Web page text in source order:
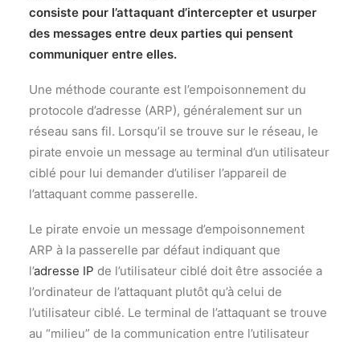
consiste pour l’attaquant d’intercepter et usurper
des messages entre deux parties qui pensent
communiquer entre elles.
Une méthode courante est l’empoisonnement du
protocole d’adresse (ARP), généralement sur un
réseau sans fil. Lorsqu’il se trouve sur le réseau, le
pirate envoie un message au terminal d’un utilisateur
ciblé pour lui demander d’utiliser l’appareil de
l’attaquant comme passerelle.
Le pirate envoie un message d’empoisonnement
ARP à la passerelle par défaut indiquant que
l’adresse IP de l’utilisateur ciblé doit être associée a
l’ordinateur de l’attaquant plutôt qu’à celui de
l’utilisateur ciblé. Le terminal de l’attaquant se trouve
au “milieu” de la communication entre l’utilisateur